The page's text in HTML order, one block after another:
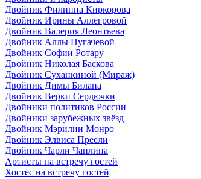
Двойник Филиппа Киркорова
Двойник Ирины Аллегровой
Двойник Валерия Леонтьева
Двойник Аллы Пугачевой
Двойник Софии Ротару
Двойник Николая Баскова
Двойник Суханкиной (Мираж)
Двойник Димы Билана
Двойник Верки Сердючки
Двойники политиков России
Двойники зарубежных звёзд
Двойник Мэрилин Монро
Двойник Элвиса Пресли
Двойник Чарли Чаплина
Артисты на встречу гостей
Хостес на встречу гостей